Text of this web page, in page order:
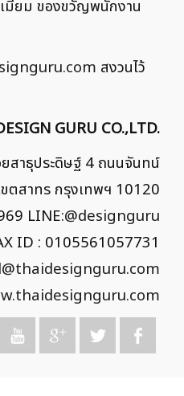
มี่ยม ของขวัญพนักงาน
สงวนไว้
GURU CO.,LTD.
สาธุประดิษฐ์ 4 ถนนจันทน์
ตสาทร กรุงเทพฯ 10120
LINE:@designguru
ID : 0105561057731